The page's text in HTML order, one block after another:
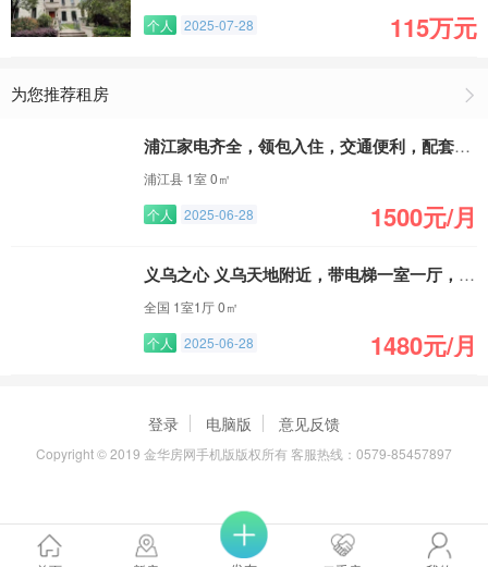
个人
2025-07-28 115万元
为您推荐租房
浦江家电齐全，领包入住，交通便利，配套齐全
浦江县 1室 0㎡
个人
2025-06-28 1500元/月
义乌之心 义乌天地附近，带电梯一室一厅，拎包入住
全国 1室1厅 0㎡
个人
2025-06-28 1480元/月
登录 电脑版 意见反馈
Copyright © 2019 金华房网手机版版权所有 客服热线：0579-85457897